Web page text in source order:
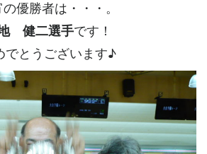
優勝者は・・・。
健二選手です！
でとうございます♪